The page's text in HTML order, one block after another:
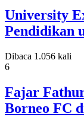
University
Pendidikan
Dibaca 1.056 kali
6
Fajar
Borneo FC